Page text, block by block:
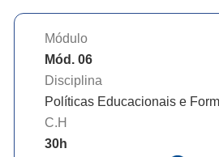
Módulo
Mód. 06
Disciplina
Políticas Educacionais e
C.H
30h